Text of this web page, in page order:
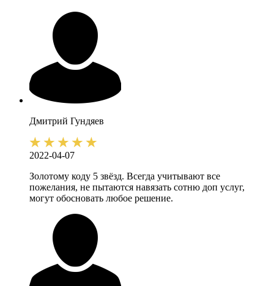
Дмитрий Гундяев
2022-04-07
Золотому коду 5 звёзд. Всегда учитывают все
пожелания, не пытаются навязать сотню доп услуг,
могут обосновать любое решение.